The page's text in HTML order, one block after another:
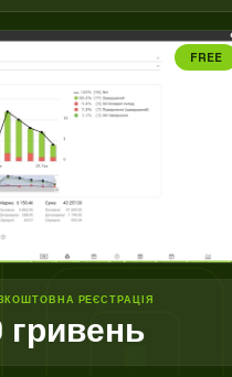
FREE
РЕЄСТРАЦІЯ
гривень